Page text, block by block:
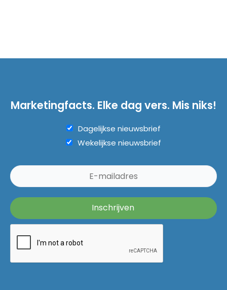
Marketingfacts. Elke dag vers. Mis niks!
Dagelijkse nieuwsbrief
Wekelijkse nieuwsbrief